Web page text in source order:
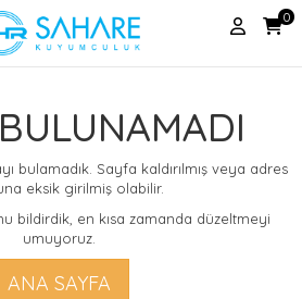
0
bulamadık. Sayfa kaldırılmış veya adres
eksik girilmiş olabilir.
bildirdik, en kısa zamanda düzeltmeyi
umuyoruz.
ANA SAYFA